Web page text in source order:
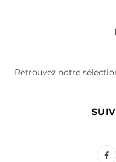
Retrouvez notre
F